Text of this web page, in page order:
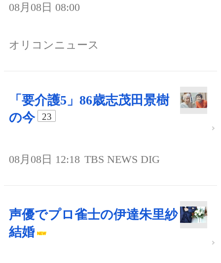
08月08日 08:00
オリコンニュース
「要介護5」86歳志茂田景樹
の今
23
08月08日 12:18 TBS NEWS DIG
声優でプロ雀士の伊達朱里紗
結婚